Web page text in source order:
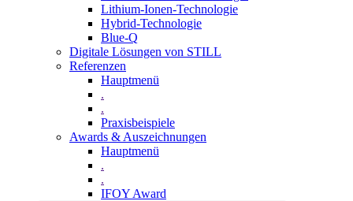
Lithium-Ionen-Technologie
Hybrid-Technologie
Blue-Q
Digitale Lösungen von STILL
Referenzen
Hauptmenü
.
.
Praxisbeispiele
Awards & Auszeichnungen
Hauptmenü
.
.
IFOY Award